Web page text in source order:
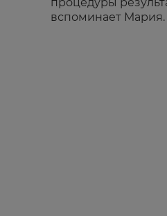
вспоминает Мария.